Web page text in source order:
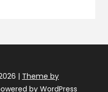
| Theme by
by WordPress